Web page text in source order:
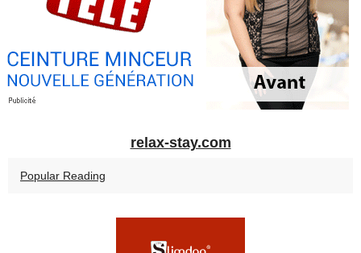
relax-stay.com
Popular Reading